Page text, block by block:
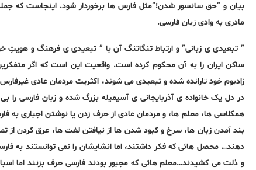
بیان و “حق سانسور شدن!”مثل فارس ها برخوردار شود. اینجاست که
مادری به وادی زبان فارسی.
” تبعیدی ی زبانی” و ارتباط تنگاتنگ آن با ” تبعیدی ی فرهنگ و
ساکن ایران را به آن محکوم کرده است. واقعیت این است که اگر
زادبوم خود تارانده شده و تبعیدی می شوند، اکثریت مردمان عادی
در دل یک خانواده ی آذربایجانی ی آسیمیله بزرگ شده و زبان فارسی
همکلاسی ها، معلم ها، و مردمان عادی از حرف زدن یا نوشتن اجباری به
بند آمدن زبان ها، سرخ و کبود شدن ها از نیافتن لغت ها، عرق کردن از
دهند… محصل هائی که فکر داشتند، اما انشایشان را نمی توانستند به
و ذلت می کشیدند…معلم هائی که مجبور بودند فارسی حرف بزنند اما